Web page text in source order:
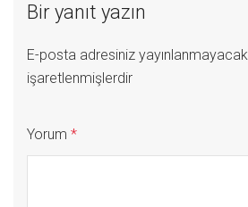
Bir yanıt yazın
E-posta adresiniz yayınlanmayacak.
işaretlenmişlerdir
Yorum *